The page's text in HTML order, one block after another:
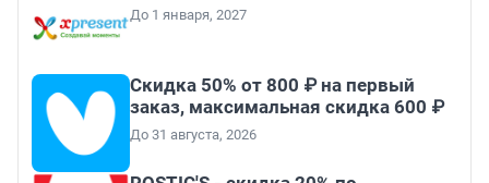
До 1 января, 2027
Скидка 50% от 800 ₽ на первый
заказ, максимальная скидка 600 ₽
До 31 августа, 2026